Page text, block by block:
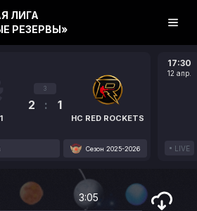
3
2 : 1
HC RED ROCKETS
Сезон 2025-2026
17:30
12 апр.
LIVE
ЛИГА
РЕЗЕРВЫ»
3:05